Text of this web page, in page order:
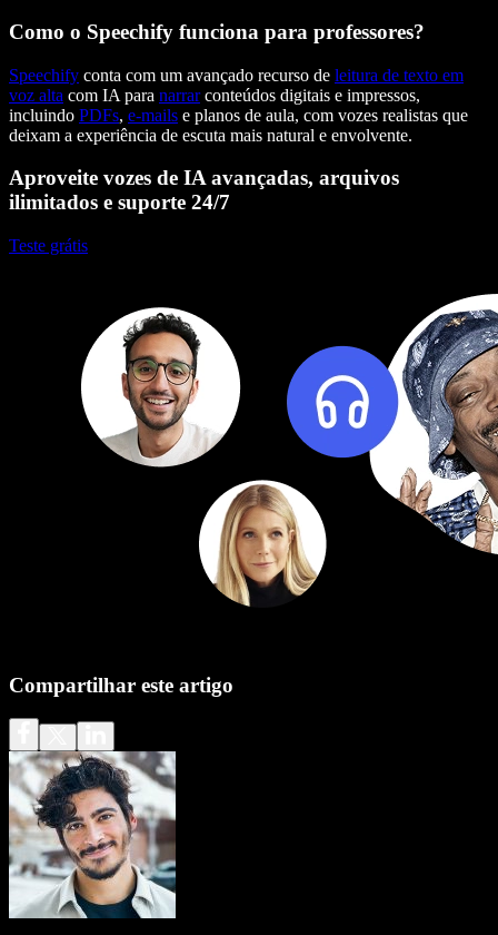
Como o Speechify funciona para professores?
Speechify conta com um avançado recurso de leitura de texto em
voz alta com IA para narrarconteúdos digitais e impressos,
incluindo PDFs, e-mails e planos de aula, com vozes realistas que
deixam a experiência de escuta mais natural e envolvente.
Aproveite vozes de IA avançadas, arquivos
ilimitados e suporte 24/7
Teste grátis
Compartilhar este artigo